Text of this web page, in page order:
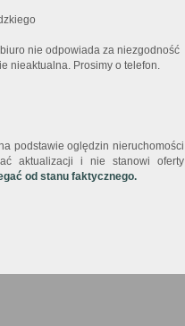
nie odpowiada za niezgodność
nieaktualna. Prosimy o telefon.
podstawie oględzin nieruchomości
aktualizacji i nie stanowi oferty
od stanu faktycznego.